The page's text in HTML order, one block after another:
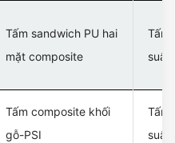
Tấm sandwich PU hai
mặt composite
Tấm
suất
Tấm composite khối
gỗ-PSI
Tấm
suất